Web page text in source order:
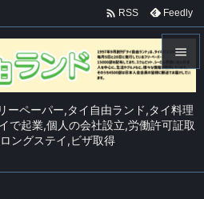
ーペーパー,タイ自由ランド,タイ料理
で起業,個人の会社設立,労働許可証取
ングステイ,ビザ取得

メニュ


 RSS Feedly